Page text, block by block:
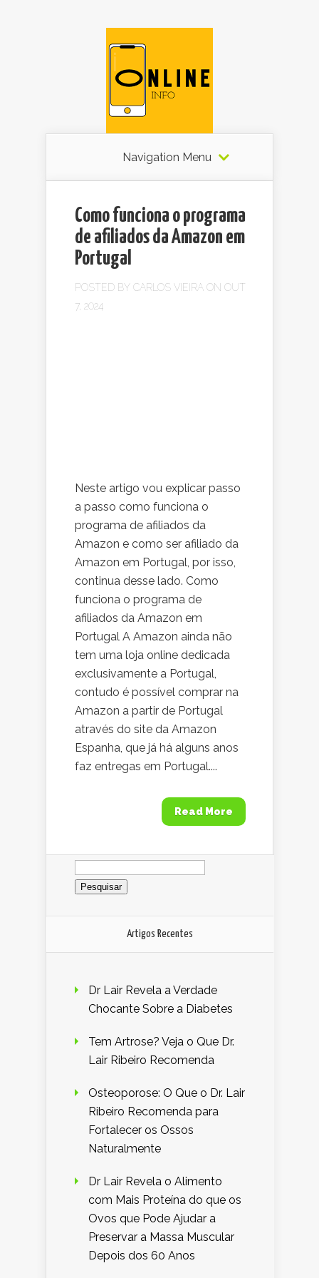
Navigation Menu
Como funciona o programa
de afiliados da Amazon em
Portugal
POSTED BY CARLOS VIEIRA ON OUT
7, 2024
Neste artigo vou explicar passo
a passo como funciona o
programa de afiliados da
Amazon e como ser afiliado da
Amazon em Portugal, por isso,
continua desse lado. Como
funciona o programa de
afiliados da Amazon em
Portugal A Amazon ainda não
tem uma loja online dedicada
exclusivamente a Portugal,
contudo é possível comprar na
Amazon a partir de Portugal
através do site da Amazon
Espanha, que já há alguns anos
faz entregas em Portugal....
Read More
Pesquisar
por:
Artigos Recentes
Dr Lair Revela a Verdade
Chocante Sobre a Diabetes
Tem Artrose? Veja o Que Dr.
Lair Ribeiro Recomenda
Osteoporose: O Que o Dr. Lair
Ribeiro Recomenda para
Fortalecer os Ossos
Naturalmente
Dr Lair Revela o Alimento
com Mais Proteína do que os
Ovos que Pode Ajudar a
Preservar a Massa Muscular
Depois dos 60 Anos